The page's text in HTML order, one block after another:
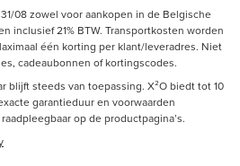
08 zowel voor aankopen in de Belgische
inclusief 21% BTW. Transportkosten worden
één korting per klant/leveradres. Niet
cadeaubonnen of kortingscodes.
blijft steeds van toepassing. X²O biedt tot 10
garantieduur en voorwaarden
op de productpagina’s.